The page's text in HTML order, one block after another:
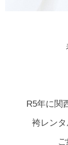
R5年に関
袴レン